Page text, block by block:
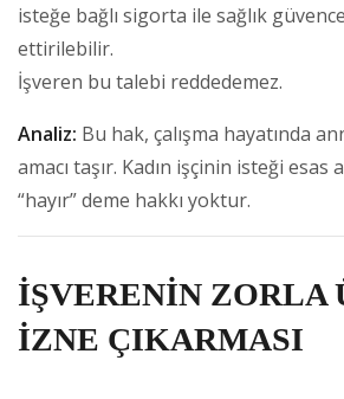
isteğe bağlı sigorta ile sağlık
ettirilebilir.
İşveren bu talebi reddedemez.
Analiz: Bu hak, çalışma hayatında
amacı taşır. Kadın işçinin isteği esas
“hayır” deme hakkı yoktur.
İŞVERENİN ZORLA
İZNE ÇIKARMASI